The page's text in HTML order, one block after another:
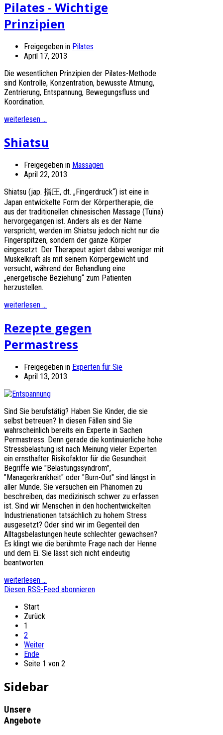
Pilates - Wichtige
Prinzipien
Freigegeben in Pilates
April 17, 2013
Die wesentlichen Prinzipien der Pilates-Methode
sind Kontrolle, Konzentration, bewusste Atmung,
Zentrierung, Entspannung, Bewegungsfluss und
Koordination.
weiterlesen ...
Shiatsu
Freigegeben in Massagen
April 22, 2013
Shiatsu (jap. 指圧, dt. „Fingerdruck“) ist eine in
Japan entwickelte Form der Körpertherapie, die
aus der traditionellen chinesischen Massage (Tuina)
hervorgegangen ist. Anders als es der Name
verspricht, werden im Shiatsu jedoch nicht nur die
Fingerspitzen, sondern der ganze Körper
eingesetzt. Der Therapeut agiert dabei weniger mit
Muskelkraft als mit seinem Körpergewicht und
versucht, während der Behandlung eine
„energetische Beziehung“ zum Patienten
herzustellen.
weiterlesen ...
Rezepte gegen
Permastress
Freigegeben in Experten für Sie
April 13, 2013
Sind Sie berufstätig? Haben Sie Kinder, die sie
selbst betreuen? In diesen Fällen sind Sie
wahrscheinlich bereits ein Experte in Sachen
Permastress. Denn gerade die kontinuierliche hohe
Stressbelastung ist nach Meinung vieler Experten
ein ernsthafter Risikofaktor für die Gesundheit.
Begriffe wie "Belastungssyndrom",
"Managerkrankheit" oder "Burn-Out" sind längst in
aller Munde. Sie versuchen ein Phänomen zu
beschreiben, das medizinisch schwer zu erfassen
ist. Sind wir Menschen in den hochentwickelten
Industrienationen tatsächlich zu hohem Stress
ausgesetzt? Oder sind wir im Gegenteil den
Alltagsbelastungen heute schlechter gewachsen?
Es klingt wie die berühmte Frage nach der Henne
und dem Ei. Sie lässt sich nicht eindeutig
beantworten.
weiterlesen ...
Diesen RSS-Feed abonnieren
Start
Zurück
1
2
Weiter
Ende
Seite 1 von 2
Sidebar
Unsere
Angebote